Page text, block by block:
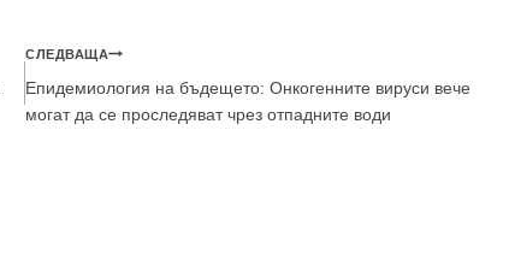
СЛЕДВАЩА
Епидемиология на бъдещето: Онкогенните вируси вече
могат да се проследяват чрез отпадните води